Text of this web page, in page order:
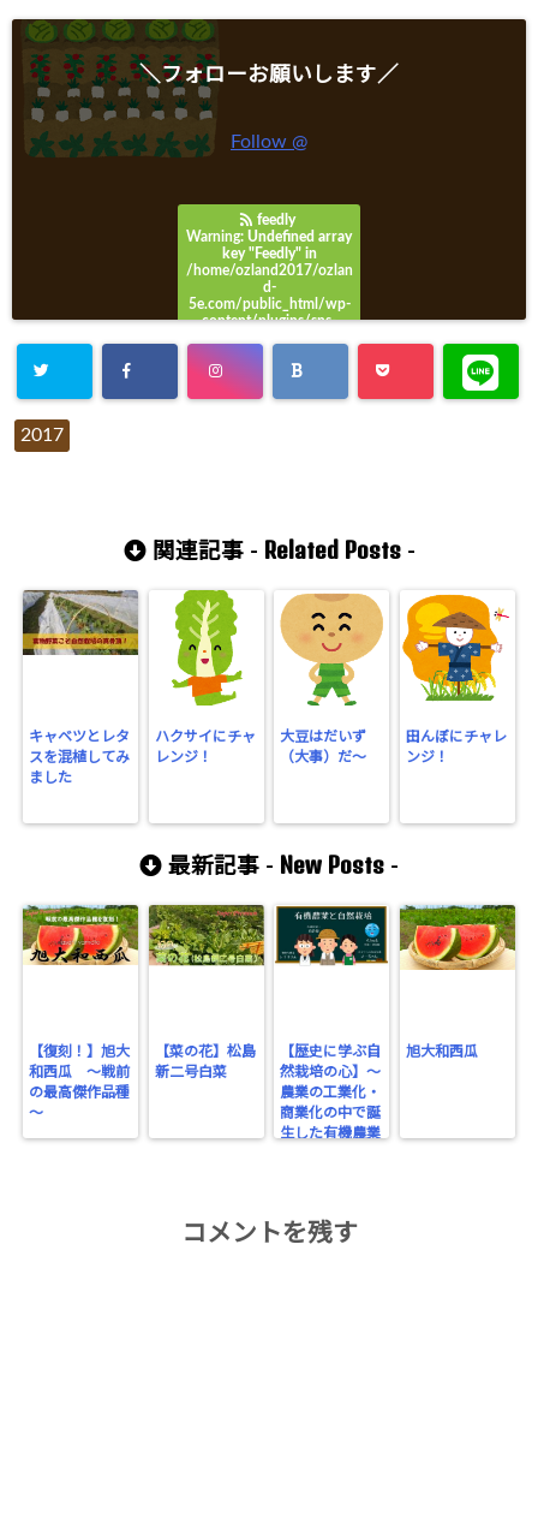
＼フォローお願いします／
Follow @
feedly
Warning: Undefined array
key "Feedly" in
/home/ozland2017/ozlan
d-
5e.com/public_html/wp-
content/plugins/sns-
2017
関連記事 - Related Posts-
キャベツとレタ
スを混植してみ
ました
ハクサイにチャ
レンジ！
大豆はだいず
（大事）だ～
田んぼにチャレ
ンジ！
最新記事 - New Posts -
【復刻！】旭大
和西瓜 ～戦前
の最高傑作品種
～
【菜の花】松島
新二号白菜
【歴史に学ぶ自
然栽培の心】～
農業の工業化・
商業化の中で誕
生した有機農業
旭大和西瓜
コメントを残す